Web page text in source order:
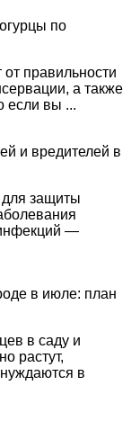
по
от правильности
а также
если вы ...
и вредителей в
для защиты
—
в июле: план
в саду и
растут,
в